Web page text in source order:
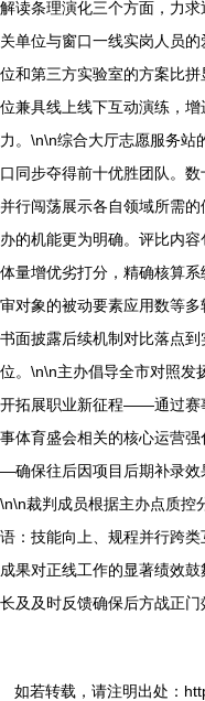
解读条理演化三个方面，力
关单位与窗口一线实岗人员
位和第三方实验室的方案比
位兼具线上线下互动演练，
力。\n\n综合大厅志愿服务站
口同步夺得前十优胜团队。
并行闯荡展示各自领域所需
办的机能更为明确。评比内
体量增优劣打分，精确核算
审对象的被动要素应用数等
书面披露后续机制对比落点
位。\n\n主办倡导全市对照发
开拓展职业新征程——通过赛
事体育盛会相关的核心运营
—确保往后因项目后期补录效
\n\n裁判成员根据主办点质控
语：技能向上、规程并行跨
成果对正线工作的显著绩效
长及及时反馈确保后方战正
如若转载，请注明出处：